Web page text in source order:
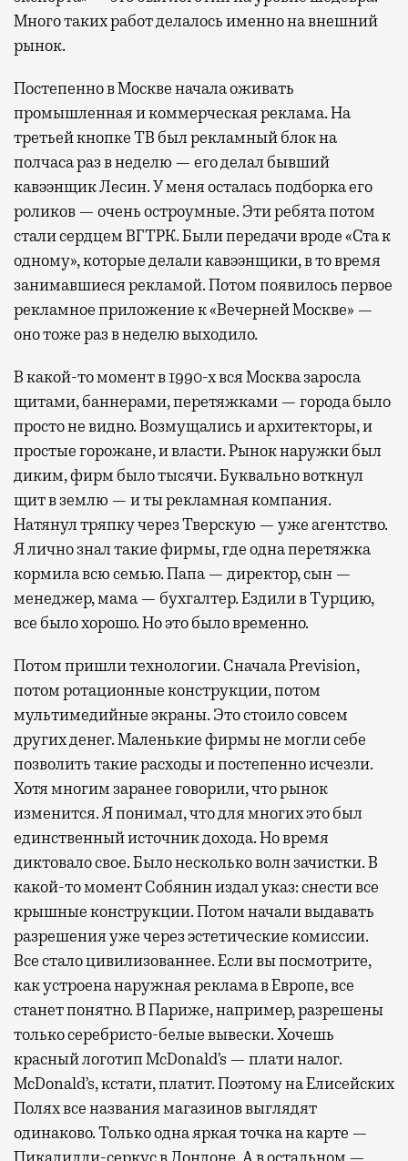
Много таких работ делалось именно на внешний
рынок.
Постепенно в Москве начала оживать
промышленная и коммерческая реклама. На
третьей кнопке ТВ был рекламный блок на
полчаса раз в неделю — его делал бывший
кавээнщик Лесин. У меня осталась подборка его
роликов — очень остроумные. Эти ребята потом
стали сердцем ВГТРК. Были передачи вроде «Ста к
одному», которые делали кавээнщики, в то время
занимавшиеся рекламой. Потом появилось первое
рекламное приложение к «Вечерней Москве» —
оно тоже раз в неделю выходило.
В какой-то момент в 1990-х вся Москва заросла
щитами, баннерами, перетяжками — города было
просто не видно. Возмущались и архитекторы, и
простые горожане, и власти. Рынок наружки был
диким, фирм было тысячи. Буквально воткнул
щит в землю — и ты рекламная компания.
Натянул тряпку через Тверскую — уже агентство.
Я лично знал такие фирмы, где одна перетяжка
кормила всю семью. Папа — директор, сын —
менеджер, мама — бухгалтер. Ездили в Турцию,
все было хорошо. Но это было временно.
Потом пришли технологии. Сначала Prevision,
потом ротационные конструкции, потом
мультимедийные экраны. Это стоило совсем
других денег. Маленькие фирмы не могли себе
позволить такие расходы и постепенно исчезли.
Хотя многим заранее говорили, что рынок
изменится. Я понимал, что для многих это был
единственный источник дохода. Но время
диктовало свое. Было несколько волн зачистки. В
какой-то момент Собянин издал указ: снести все
крышные конструкции. Потом начали выдавать
разрешения уже через эстетические комиссии.
Все стало цивилизованнее. Если вы посмотрите,
как устроена наружная реклама в Европе, все
станет понятно. В Париже, например, разрешены
только серебристо-белые вывески. Хочешь
красный логотип McDonald’s — плати налог.
McDonald’s, кстати, платит. Поэтому на Елисейских
Полях все названия магазинов выглядят
одинаково. Только одна яркая точка на карте —